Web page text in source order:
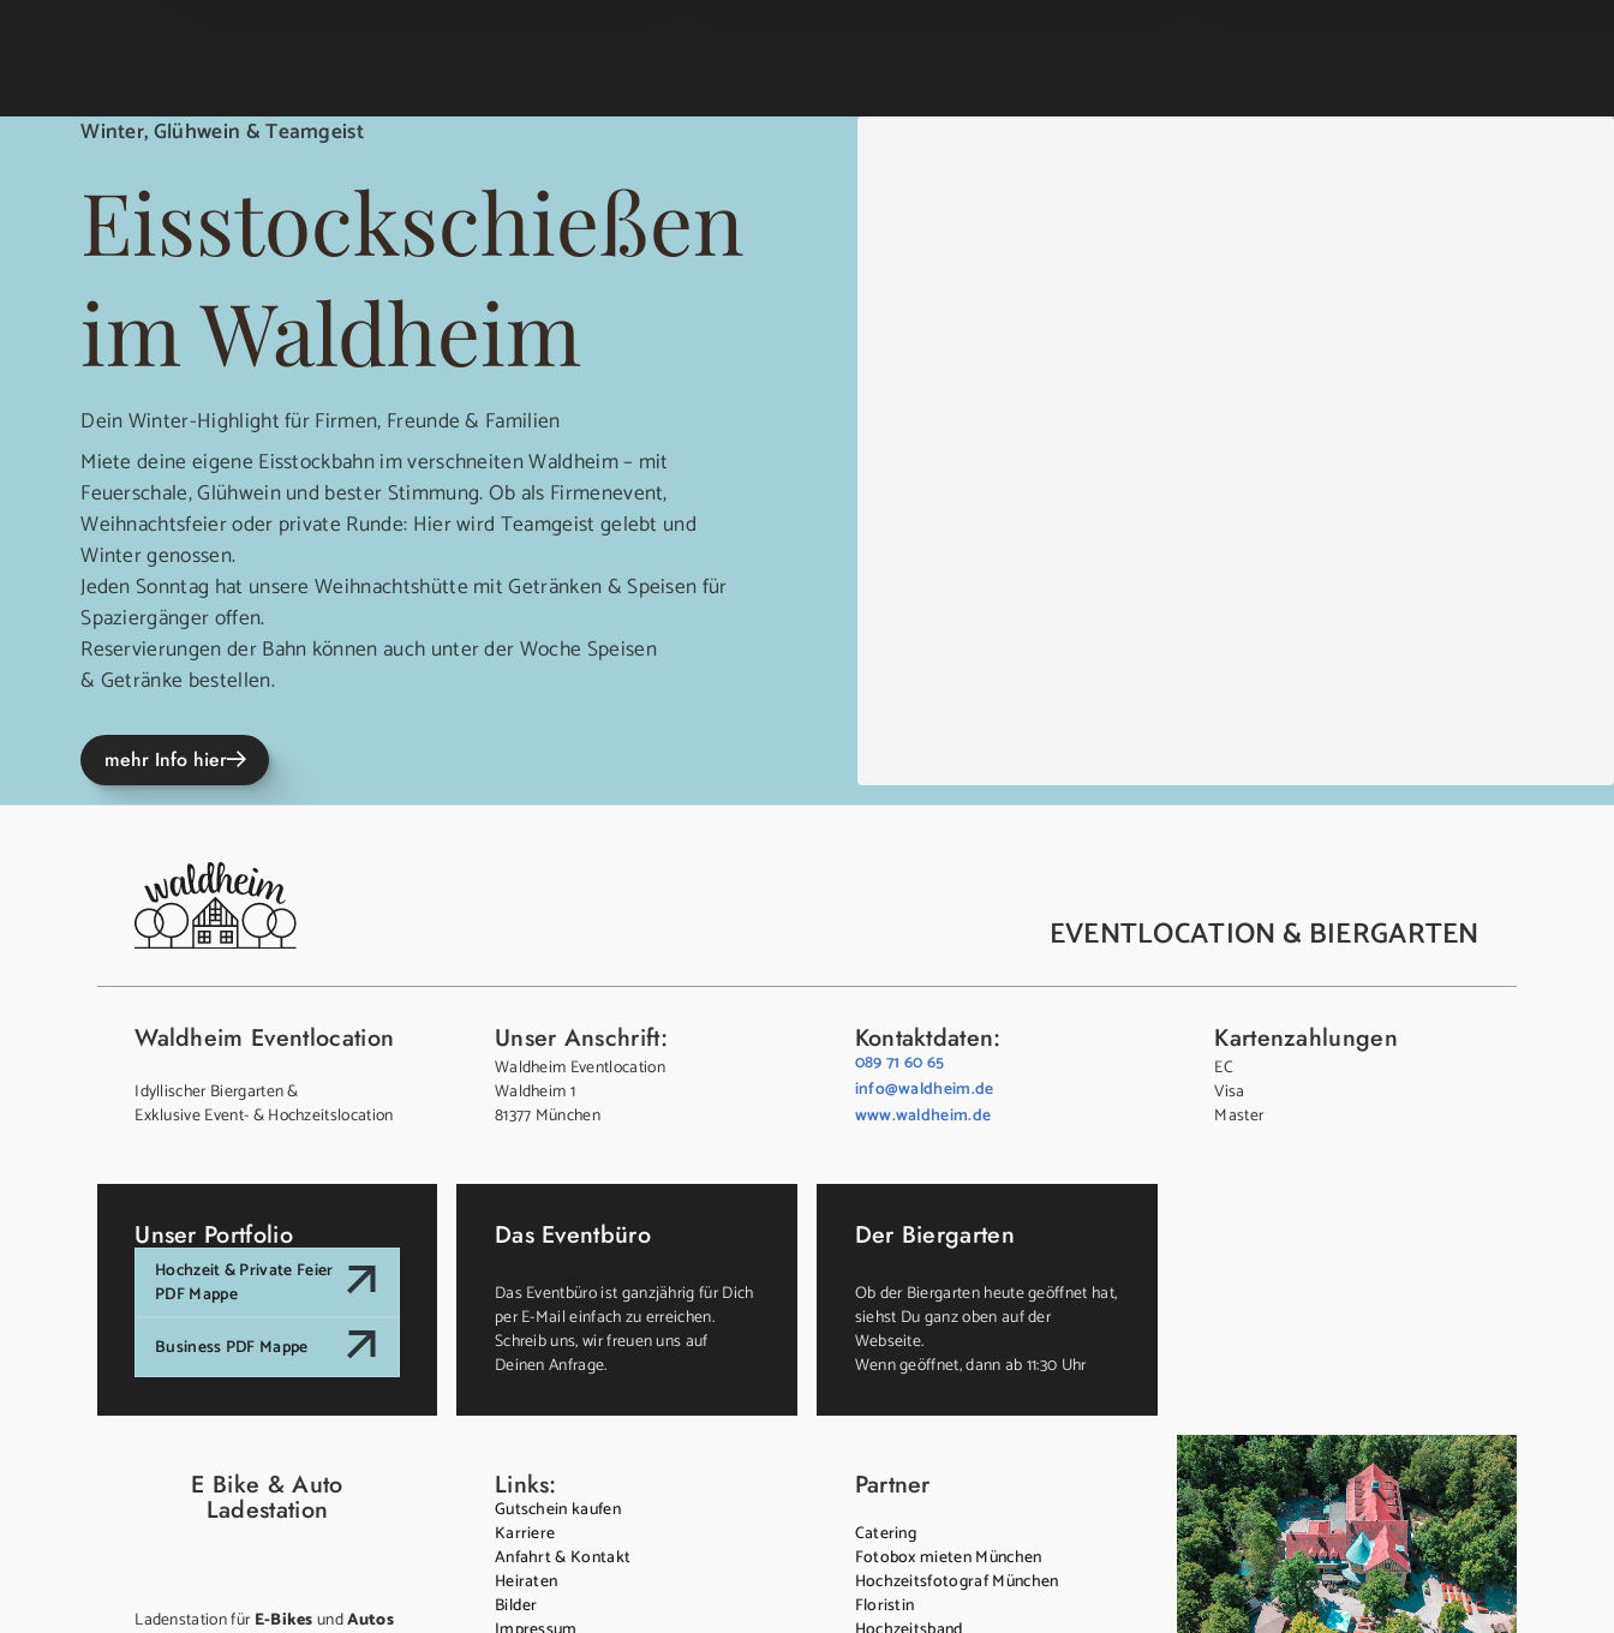
Winter, Glühwein & Teamgeist
Eisstockschießen
im Waldheim
Dein Winter-Highlight für Firmen, Freunde & Familien
Miete deine eigene Eisstockbahn im verschneiten Waldheim – mit
Feuerschale, Glühwein und bester Stimmung. Ob als Firmenevent,
Weihnachtsfeier oder private Runde: Hier wird Teamgeist gelebt und
Winter genossen.
Jeden Sonntag hat unsere Weihnachtshütte mit Getränken & Speisen für
Spaziergänger offen.
Reservierungen der Bahn können auch unter der Woche Speisen
& Getränke bestellen.
mehr Info hier
EVENTLOCATION & BIERGARTEN
Waldheim Eventlocation
Idyllischer Biergarten &
Exklusive Event- & Hochzeitslocation
Unser Anschrift:
Waldheim Eventlocation
Waldheim 1
81377 München
Kontaktdaten:
089 71 60 65
info@waldheim.de
www.waldheim.de
Kartenzahlungen
EC
Visa
Master
Unser Portfolio
Hochzeit & Private Feier
PDF Mappe
Business PDF Mappe
Das Eventbüro
Das Eventbüro ist ganzjährig für Dich
per E-Mail einfach zu erreichen.
Schreib uns, wir freuen uns auf
Deinen Anfrage.
Der Biergarten
Ob der Biergarten heute geöffnet hat,
siehst Du ganz oben auf der
Webseite.
Wenn geöffnet, dann ab 11:30 Uhr
E Bike & Auto
Ladestation
Ladenstation fürE-BikesundAutos
Links:
Gutschein kaufen
Karriere
Anfahrt & Kontakt
Heiraten
Bilder
Partner
Catering
Fotobox mieten München
Hochzeitsfotograf München
Floristin